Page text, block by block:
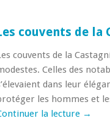
couvents de la
couvents de la
Celles des
dans leur
les hommes et
la lecture →